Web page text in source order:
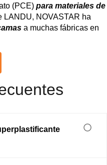
(PCE) para materiales de
LANDU, NOVASTAR ha
a muchas fábricas en